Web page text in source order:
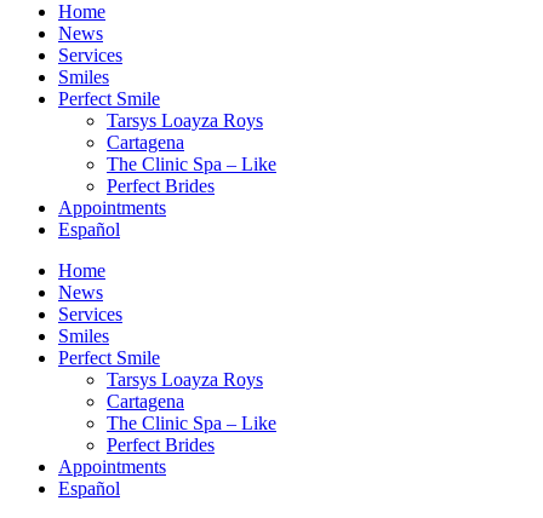
Home
News
Services
Smiles
Perfect Smile
Tarsys Loayza Roys
Cartagena
The Clinic Spa – Like
Perfect Brides
Appointments
Español
Home
News
Services
Smiles
Perfect Smile
Tarsys Loayza Roys
Cartagena
The Clinic Spa – Like
Perfect Brides
Appointments
Español